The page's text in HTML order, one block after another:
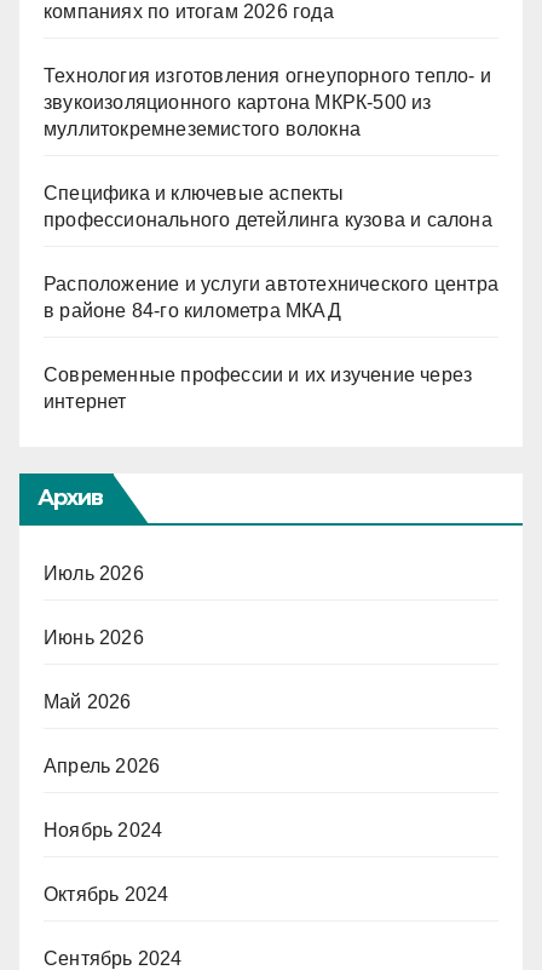
компаниях по итогам 2026 года
Технология изготовления огнеупорного тепло- и
звукоизоляционного картона МКРК-500 из
муллитокремнеземистого волокна
Специфика и ключевые аспекты
профессионального детейлинга кузова и салона
Расположение и услуги автотехнического центра
в районе 84-го километра МКАД
Современные профессии и их изучение через
интернет
Архив
Июль 2026
Июнь 2026
Май 2026
Апрель 2026
Ноябрь 2024
Октябрь 2024
Сентябрь 2024